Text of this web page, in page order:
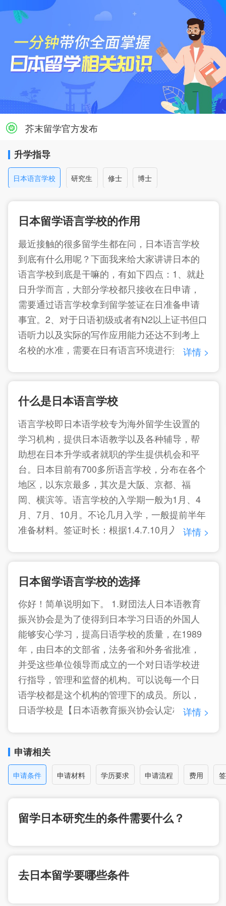
芥末留学官方发布
升学指导
日本语言学校 研究生 修士 博士
日本留学语言学校的作用
最近接触的很多留学生都在问，日本语言学校
到底有什么用呢？下面我来给大家讲讲日本的
语言学校到底是干嘛的，有如下四点：1、就赴
日升学而言，大部分学校都只接收在日申请，
需要通过语言学校拿到留学签证在日准备申请
事宜。2、对于日语初级或者有N2以上证书但口
语听力以及实际的写作应用能力还达不到考上
名校的水准，需要在日有语言环境进行提升
专业），需要在日学习专业课或者学历不符合
海外直申要求，必须在日申请。4、以上学生比
例大概占赴日总人数的95%，即绝大多数学生
都会选择赴日先就读语言学校。所以大部分去
日本留学的小伙伴，都会经历语言学校再进行
大学的申请。不知道满没满足你的
详情 >
什么是日本语言学校
语言学校即日本语学校专为海外留学生设置的
学习机构，提供日本语教学以及各种辅导，帮
助想在日本升学或者就职的学生提供机会和平
台。日本目前有700多所语言学校，分布在各个
地区，以东京最多，其次是大阪、京都、福
岡、横滨等。语言学校的入学期一般为1月、4
月、7月、10月。不论几月入学，一般提前半年
准备材料。签证时长：根据1.4.7.10月入学期分
不知道满没满足你的留学要求呢~如果还有疑问
抓紧再次提问哦~
详情 >
日本留学语言学校的选择
你好！简单说明如下。 1.财団法人日本语教育
振兴协会是为了使得到日本学习日语的外国人
能够安心学习，提高日语学校的质量，在1989
年，由日本的文部省，法务省和外务省批准，
并受这些单位领导而成立的一个对日语学校进
行指导，管理和监督的机构。可以说每一个日
语学校都是这个机构的管理下的成员。所以，
日语学校是【日本语教育振兴协会认定校】，
留许可申请取次认定校】，简单的说，就是有
代替局管局进行简单材料审核资格的学校。这
些学校提交给入管局的材料，更容易取得签证
而已。稍微有点儿历史的，差不多的学校都是
【法务省在留许可申请取次认定校】
详情 >
申请相关
申请条件 申请材料 学历要求 申请流程 费用
留学日本研究生的条件需要什么？
去日本留学要哪些条件